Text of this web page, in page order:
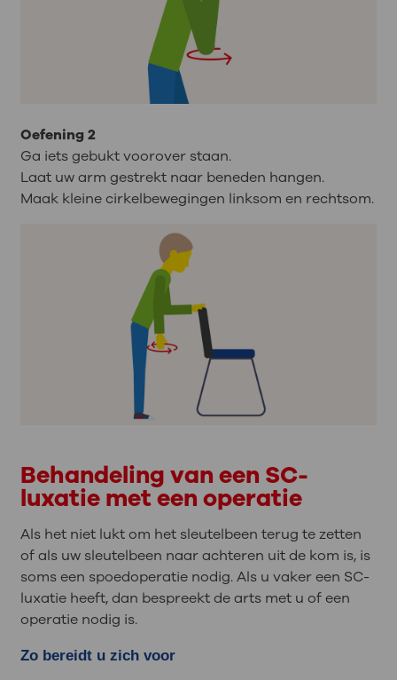
Oefening 2
Ga iets gebukt voorover staan.
Laat uw arm gestrekt naar beneden hangen.
Maak kleine cirkelbewegingen linksom en rechtsom.
Behandeling van een SC-
luxatie met een operatie
Als het niet lukt om het sleutelbeen terug te zetten
of als uw sleutelbeen naar achteren uit de kom is, is
soms een spoedoperatie nodig. Als u vaker een SC-
luxatie heeft, dan bespreekt de arts met u of een
operatie nodig is.
Zo bereidt u zich voor